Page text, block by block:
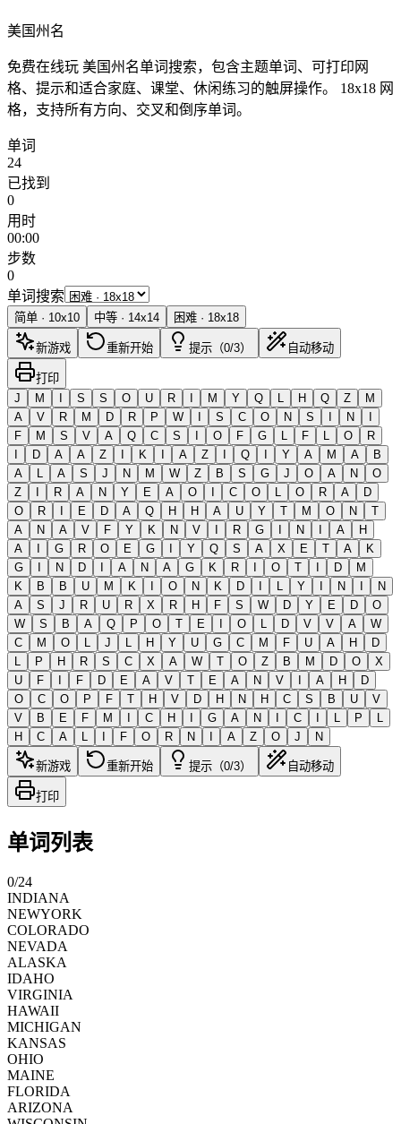
美国州名
免费在线玩 美国州名单词搜索，包含主题单词、可打印网
格、提示和适合家庭、课堂、休闲练习的触屏操作。
18x18 网
格，支持所有方向、交叉和倒序单词。
单词
24
已找到
0
用时
00:00
步数
0
单词搜索
简单 · 10x10 中等 · 14x14 困难 · 18x18
新游戏 重新开始 提示（0/3） 自动移动
打印
J
M I S S O U R I M Y Q L H Q Z
M
A
V R M D R P W I S C O N S I N
I
F
M S V A Q C S I O F G L F L O
R
I
D A A Z I K I A Z I Q I Y A M A
B
A
L A S J N M W Z B S G J O A N
O
Z
I R A N Y E A O I C O L O R A
D
O
R I E D A Q H H A U Y T M O N
T
A
N A V F Y K N V I R G I N I A
H
A
I G R O E G I Y Q S A X E T A
K
G
I N D I A N A G K R I O T I D
M
K
B B U M K I O N K D I L Y I N I
N
A
S J R U R X R H F S W D Y E D
O
W
S B A Q P O T E I O L D V V A
W
C
M O L J L H Y U G C M F U A H
D
L
P H R S C X A W T O Z B M D O
X
U
F I F D E A V T E A N V I A H
D
O
C O P F T H V D H N H C S B U
V
V
B E F M I C H I G A N I C I L P
L
H
C A L I F O R N I A Z O J N
新游戏 重新开始 提示（0/3） 自动移动
打印
单词列表
0/24
INDIANA
NEWYORK
COLORADO
NEVADA
ALASKA
IDAHO
VIRGINIA
HAWAII
MICHIGAN
KANSAS
OHIO
MAINE
FLORIDA
ARIZONA